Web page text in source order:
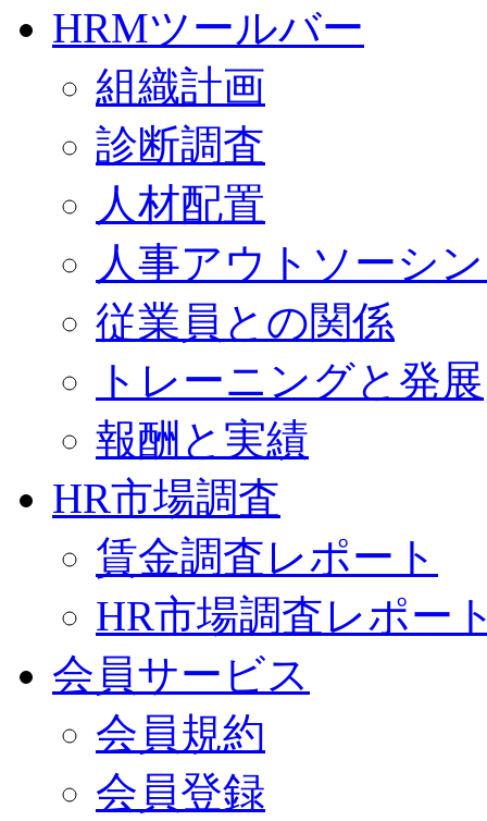
HRMツールバー
組織計画
診断調査
人材配置
人事アウトソーシ
従業員との関係
トレーニングと発展
報酬と実績
HR市場調査
賃金調査レポート
HR市場調査レポー
会員サービス
会員規約
会員登録